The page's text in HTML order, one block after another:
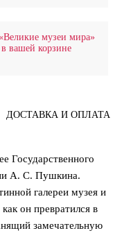
музеи мира»
вашей корзине
ДОСТАВКА И ОПЛАТА
Государственного
А. С. Пушкина.
галереи музея и
он превратился в
замечательную